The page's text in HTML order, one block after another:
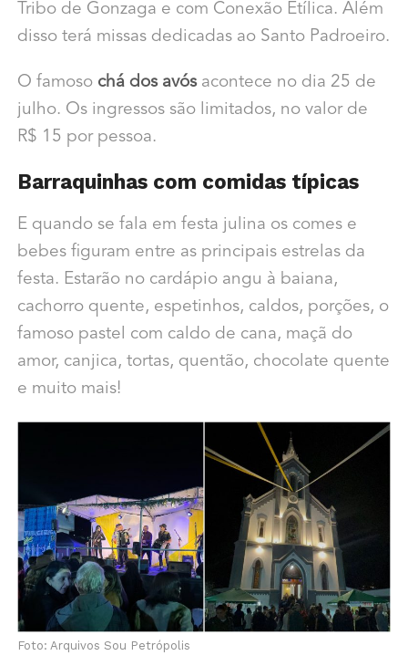
Tribo de Gonzaga e com Conexão Etílica. Além
disso terá missas dedicadas ao Santo Padroeiro.
O famoso chá dos avósacontece no dia 25 de
julho. Os ingressos são limitados, no valor de
R$ 15 por pessoa.
Barraquinhas com comidas típicas
E quando se fala em festa julina os comes e
bebes figuram entre as principais estrelas da
festa. Estarão no cardápio angu à baiana,
cachorro quente, espetinhos, caldos, porções, o
famoso pastel com caldo de cana, maçã do
amor, canjica, tortas, quentão, chocolate quente
e muito mais!
Foto: Arquivos Sou Petrópolis